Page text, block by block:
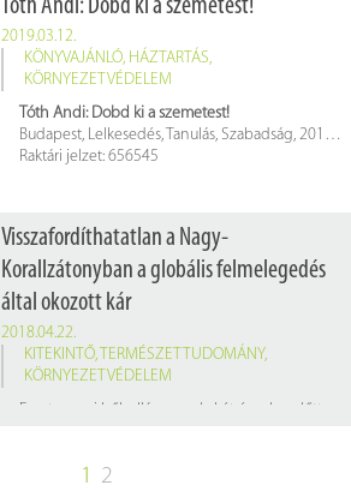
Tóth Andi: Dobd ki a szemetest!
2019.03.12.
KÖNYVAJÁNLÓ, HÁZTARTÁS,
KÖRNYEZETVÉDELEM
Tóth Andi: Dobd ki a szemetest!
Budapest, Lelkesedés, Tanulás, Szabadság, 2018. 275 p.
Raktári jelzet: 656545
Visszafordíthatatlan a Nagy-
Korallzátonyban a globális felmelegedés
által okozott kár
2018.04.22.
KITEKINTŐ, TERMÉSZETTUDOMÁNY,
KÖRNYEZETVÉDELEM
1 2